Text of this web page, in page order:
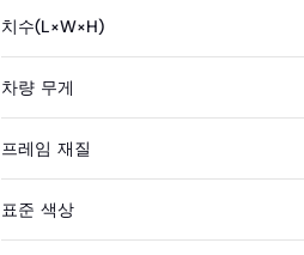
치수(L×W×H)
차량 무게
프레임 재질
표준 색상